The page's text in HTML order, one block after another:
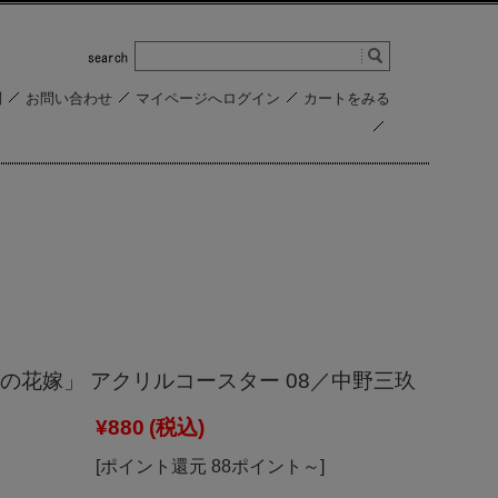
お問い合わせ マイページへログイン カートをみる
花嫁」 アクリルコースター 08／中野三玖
¥880 (税込)
[ポイント還元 88ポイント～]